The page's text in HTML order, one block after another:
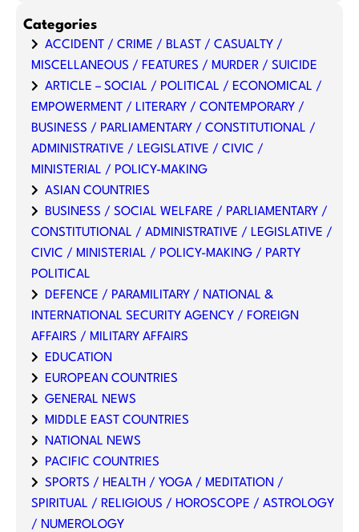
Categories
ACCIDENT / CRIME / BLAST / CASUALTY /
MISCELLANEOUS / FEATURES / MURDER / SUICIDE
ARTICLE – SOCIAL / POLITICAL / ECONOMICAL /
EMPOWERMENT / LITERARY / CONTEMPORARY /
BUSINESS / PARLIAMENTARY / CONSTITUTIONAL /
ADMINISTRATIVE / LEGISLATIVE / CIVIC /
MINISTERIAL / POLICY-MAKING
ASIAN COUNTRIES
BUSINESS / SOCIAL WELFARE / PARLIAMENTARY /
CONSTITUTIONAL / ADMINISTRATIVE / LEGISLATIVE /
CIVIC / MINISTERIAL / POLICY-MAKING / PARTY
POLITICAL
DEFENCE / PARAMILITARY / NATIONAL &
INTERNATIONAL SECURITY AGENCY / FOREIGN
AFFAIRS / MILITARY AFFAIRS
EDUCATION
EUROPEAN COUNTRIES
GENERAL NEWS
MIDDLE EAST COUNTRIES
NATIONAL NEWS
PACIFIC COUNTRIES
SPORTS / HEALTH / YOGA / MEDITATION /
SPIRITUAL / RELIGIOUS / HOROSCOPE / ASTROLOGY
/ NUMEROLOGY